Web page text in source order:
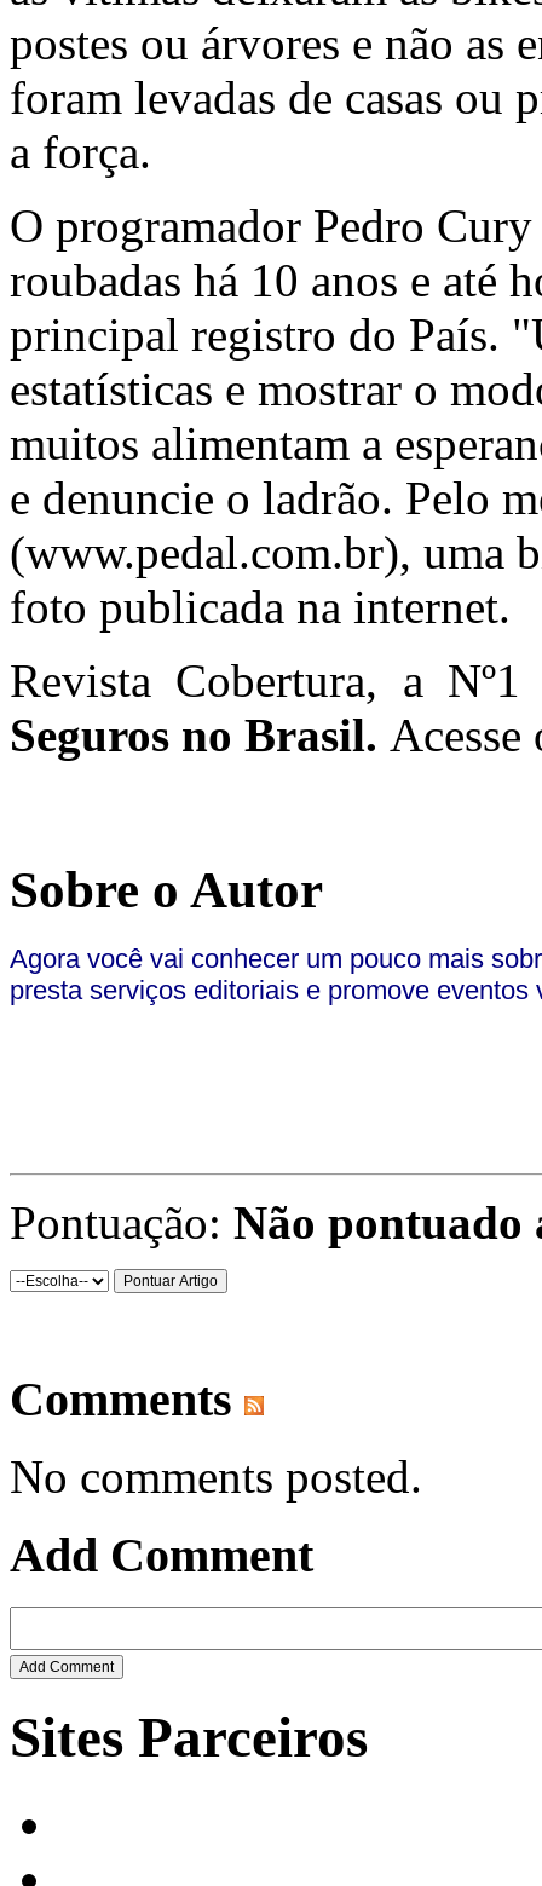
postes ou árvores e não as
foram levadas de casas ou
a força.
O programador Pedro
roubadas há 10 anos e até
principal registro do País.
estatísticas e mostrar o
muitos alimentam a
e denuncie o ladrão. Pelo
(www.pedal.com.br), uma
foto publicada na internet.
Revista Cobertura, a Nº1
Seguros no Brasil.
Sobre o Autor
Agora você vai conhecer um pouco mais
presta serviços editoriais e promove
Pontuação: Não pontuado
Comments
No comments posted.
Add Comment
Sites Parceiros